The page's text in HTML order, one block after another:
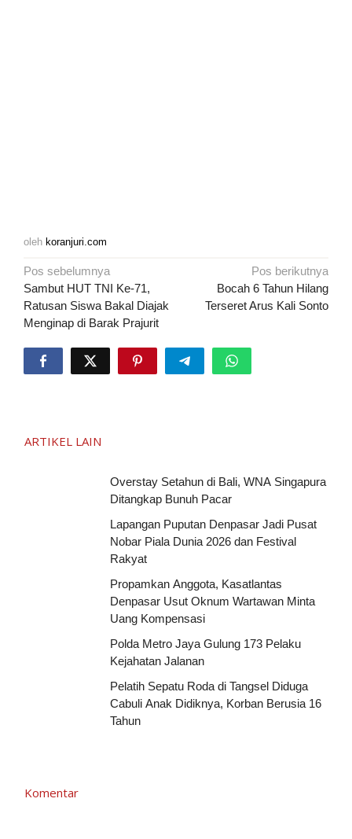
oleh koranjuri.com
Navigasi
pos
Pos sebelumnya
Sambut HUT TNI Ke-71,
Ratusan Siswa Bakal Diajak
Menginap di Barak Prajurit
Pos berikutnya
Bocah 6 Tahun Hilang
Terseret Arus Kali Sonto
ARTIKEL LAIN
Overstay Setahun di Bali, WNA Singapura
Ditangkap Bunuh Pacar
Lapangan Puputan Denpasar Jadi Pusat
Nobar Piala Dunia 2026 dan Festival
Rakyat
Propamkan Anggota, Kasatlantas
Denpasar Usut Oknum Wartawan Minta
Uang Kompensasi
Polda Metro Jaya Gulung 173 Pelaku
Kejahatan Jalanan
Pelatih Sepatu Roda di Tangsel Diduga
Cabuli Anak Didiknya, Korban Berusia 16
Tahun
Komentar